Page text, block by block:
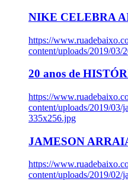
NIKE CELEBRA
https://
content/uploads/2019/03/
20 anos de
https://
content/uploads/2019/03/
335x256.jpg
JAMESON
https://
content/uploads/2019/02/